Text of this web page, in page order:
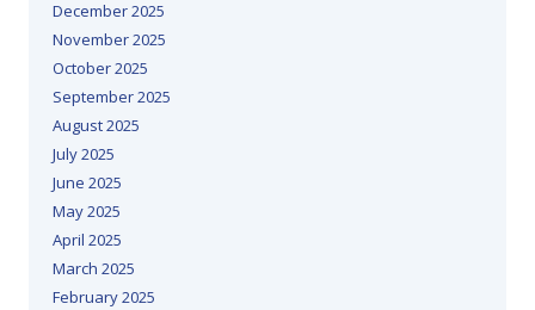
December 2025
November 2025
October 2025
September 2025
August 2025
July 2025
June 2025
May 2025
April 2025
March 2025
February 2025